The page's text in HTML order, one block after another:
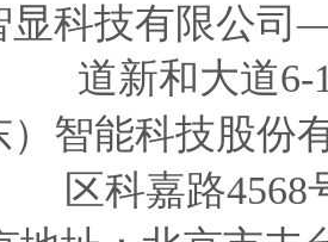
显科技有限公
道新和大道6-
）智能科技股
区科嘉路